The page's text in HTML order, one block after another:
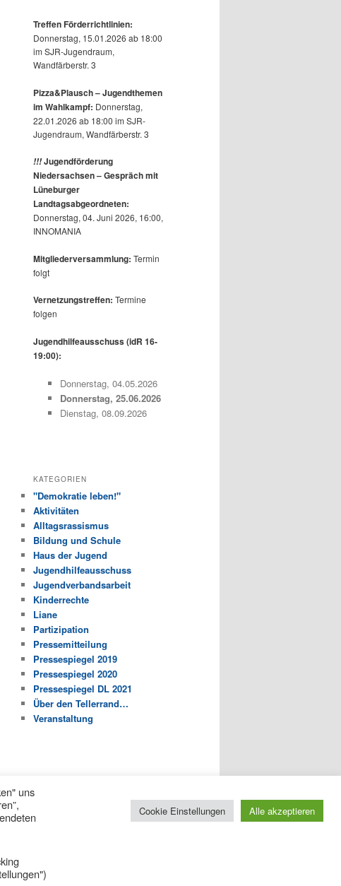
Treffen Förderrichtlinien:
Donnerstag, 15.01.2026 ab 18:00
im SJR-Jugendraum,
Wandfärberstr. 3
Pizza&Plausch – Jugendthemen
im Wahlkampf: Donnerstag,
22.01.2026 ab 18:00 im SJR-
Jugendraum, Wandfärberstr. 3
!!!Jugendförderung
Niedersachsen – Gespräch mit
Lüneburger
Landtagsabgeordneten:
Donnerstag, 04. Juni 2026, 16:00,
INNOMANIA
Mitgliederversammlung: Termin
folgt
Vernetzungstreffen: Termine
folgen
Jugendhilfeausschuss (idR 16-
19:00):
Donnerstag, 04.05.2026
Donnerstag, 25.06.2026
Dienstag, 08.09.2026
KATEGORIEN
"Demokratie leben!"
Aktivitäten
Alltagsrassismus
Bildung und Schule
Haus der Jugend
Jugendhilfeausschuss
Jugendverbandsarbeit
Kinderrechte
Liane
Partizipation
Pressemitteilung
Pressespiegel 2019
Pressespiegel 2020
Pressespiegel DL 2021
Über den Tellerrand…
Veranstaltung
uns
Cookie Einstellungen Alle akzeptieren